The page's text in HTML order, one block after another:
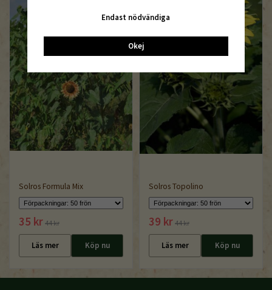
Solros Formula Mix
35 kr 44 kr
Läs mer Köp nu
Solros Topolino
39 kr 44 kr
Läs mer Köp nu
Endast nödvändiga
Okej